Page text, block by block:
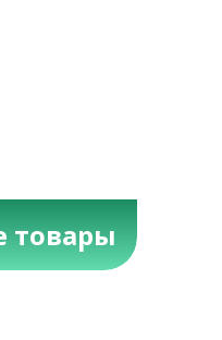
товары